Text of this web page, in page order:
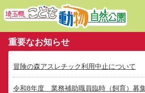
重要なお知らせ
冒険の森アスレチック利用中止について
令和8年度 業務補助職員臨時（飼育）募